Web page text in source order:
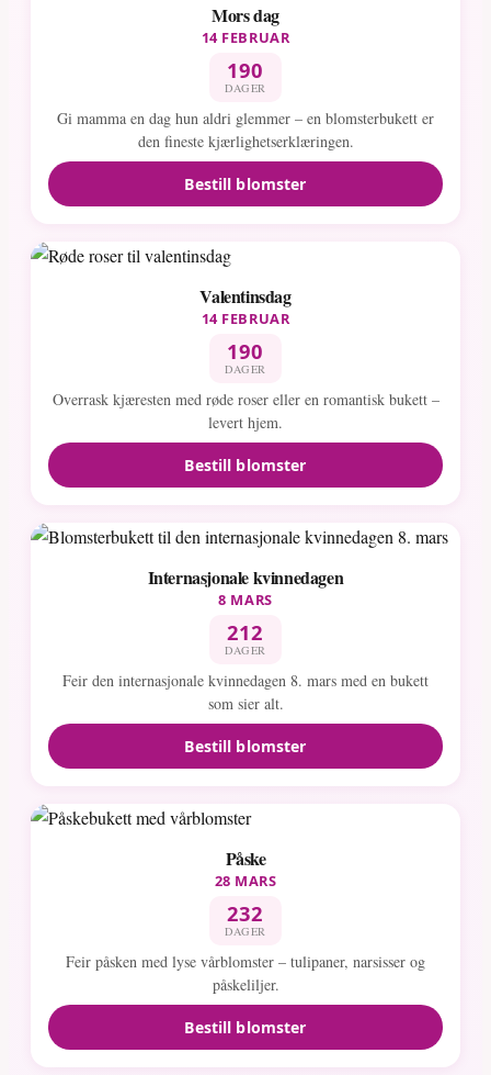
Mors dag
14 FEBRUAR
190
DAGER
Gi mamma en dag hun aldri glemmer – en blomsterbukett er
den fineste kjærlighetserklæringen.
Bestill blomster
Valentinsdag
14 FEBRUAR
190
DAGER
Overrask kjæresten med røde roser eller en romantisk bukett –
levert hjem.
Bestill blomster
Internasjonale kvinnedagen
8 MARS
212
DAGER
Feir den internasjonale kvinnedagen 8. mars med en bukett
som sier alt.
Bestill blomster
Påske
28 MARS
232
DAGER
Feir påsken med lyse vårblomster – tulipaner, narsisser og
påskeliljer.
Bestill blomster